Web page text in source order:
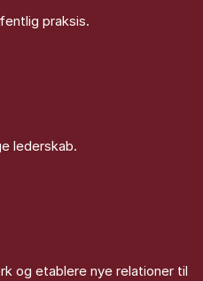
praksis.
lederskab.
og etablere nye relationer til